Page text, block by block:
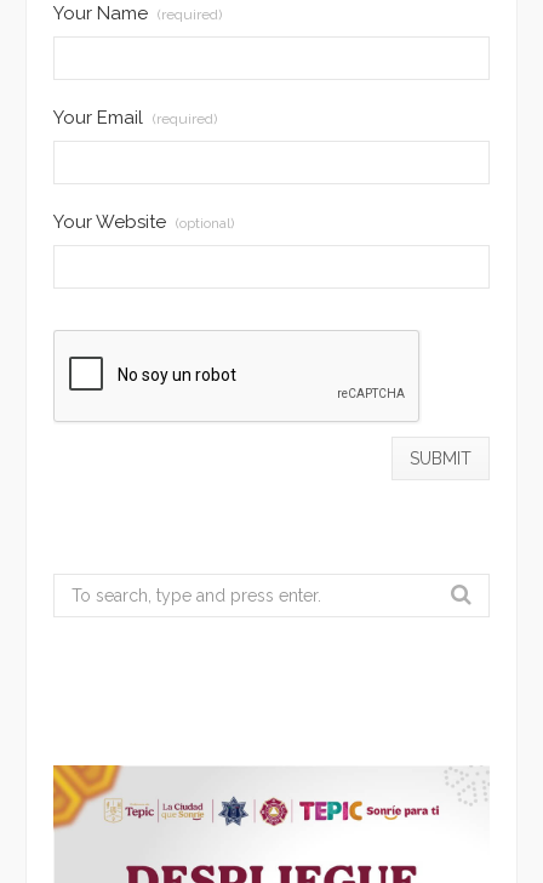
Your Name (required)
Your Email (required)
Your Website (optional)
Search
for: